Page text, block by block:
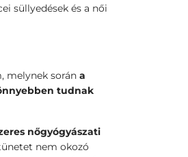
süllyedések és a női
melynek során a
tudnak
nőgyógyászati
nem okozó